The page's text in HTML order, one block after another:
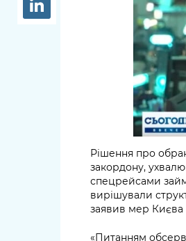
Проєкти
КМВА
Рішення про
закордону,
спецрейсами
вирішували
заявив мер Києва
«Питанням